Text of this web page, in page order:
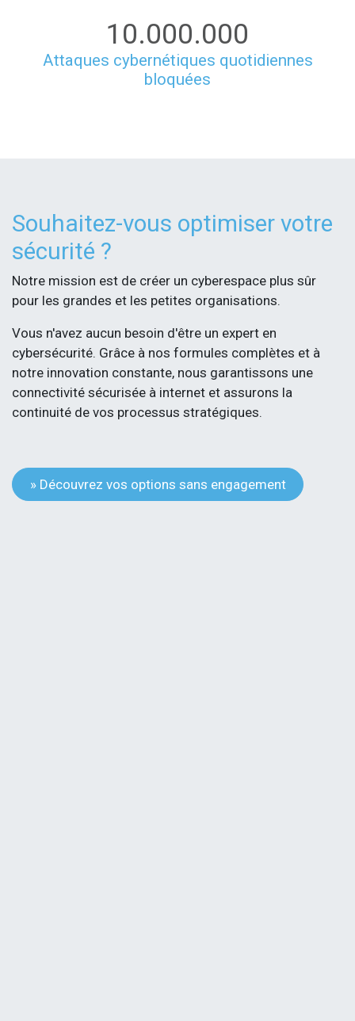
10.000.000
Attaques cybernétiques quotidiennes
bloquées
Souhaitez-vous optimiser votre
sécurité ?​
Notre mission est de créer un cyberespace plus sûr
pour les grandes et les petites organisations.
Vous n'avez aucun besoin d'être un expert en
cybersécurité. Grâce à nos formules complètes et à
notre innovation constante, nous garantissons une
connectivité sécurisée à internet et assurons la
continuité de vos processus stratégiques.
» Découvrez vos options sans engagement